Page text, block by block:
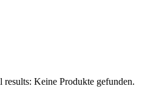
results: Keine Produkte gefunden.